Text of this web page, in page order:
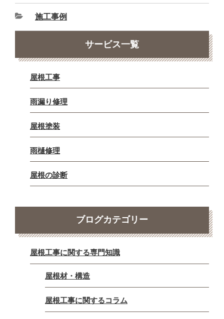
施工事例
サービス一覧
屋根工事
雨漏り修理
屋根塗装
雨樋修理
屋根の診断
ブログカテゴリー
屋根工事に関する専門知識
屋根材・構造
屋根工事に関するコラム